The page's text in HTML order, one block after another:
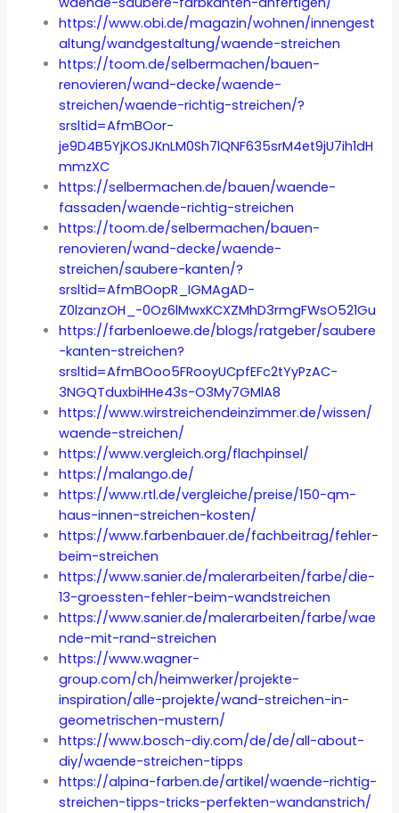
https://www.obi.de/magazin/wohnen/innengest
altung/wandgestaltung/waende-streichen
https://toom.de/selbermachen/bauen-
renovieren/wand-decke/waende-
streichen/waende-richtig-streichen/?
srsltid=AfmBOor-
je9D4B5YjKOSJKnLM0Sh7lQNF635srM4et9jU7ih1dH
mmzXC
https://selbermachen.de/bauen/waende-
fassaden/waende-richtig-streichen
https://toom.de/selbermachen/bauen-
renovieren/wand-decke/waende-
streichen/saubere-kanten/?
srsltid=AfmBOopR_IGMAgAD-
Z0lzanzOH_-0Oz6lMwxKCXZMhD3rmgFWsO521Gu
https://farbenloewe.de/blogs/ratgeber/saubere
-kanten-streichen?
srsltid=AfmBOoo5FRooyUCpfEFc2tYyPzAC-
3NGQTduxbiHHe43s-O3My7GMlA8
https://www.wirstreichendeinzimmer.de/wissen/
waende-streichen/
https://www.vergleich.org/flachpinsel/
https://malango.de/
https://www.rtl.de/vergleiche/preise/150-qm-
haus-innen-streichen-kosten/
https://www.farbenbauer.de/fachbeitrag/fehler-
beim-streichen
https://www.sanier.de/malerarbeiten/farbe/die-
13-groessten-fehler-beim-wandstreichen
https://www.sanier.de/malerarbeiten/farbe/wae
nde-mit-rand-streichen
https://www.wagner-
group.com/ch/heimwerker/projekte-
inspiration/alle-projekte/wand-streichen-in-
geometrischen-mustern/
https://www.bosch-diy.com/de/de/all-about-
diy/waende-streichen-tipps
https://alpina-farben.de/artikel/waende-richtig-
streichen-tipps-tricks-perfekten-wandanstrich/